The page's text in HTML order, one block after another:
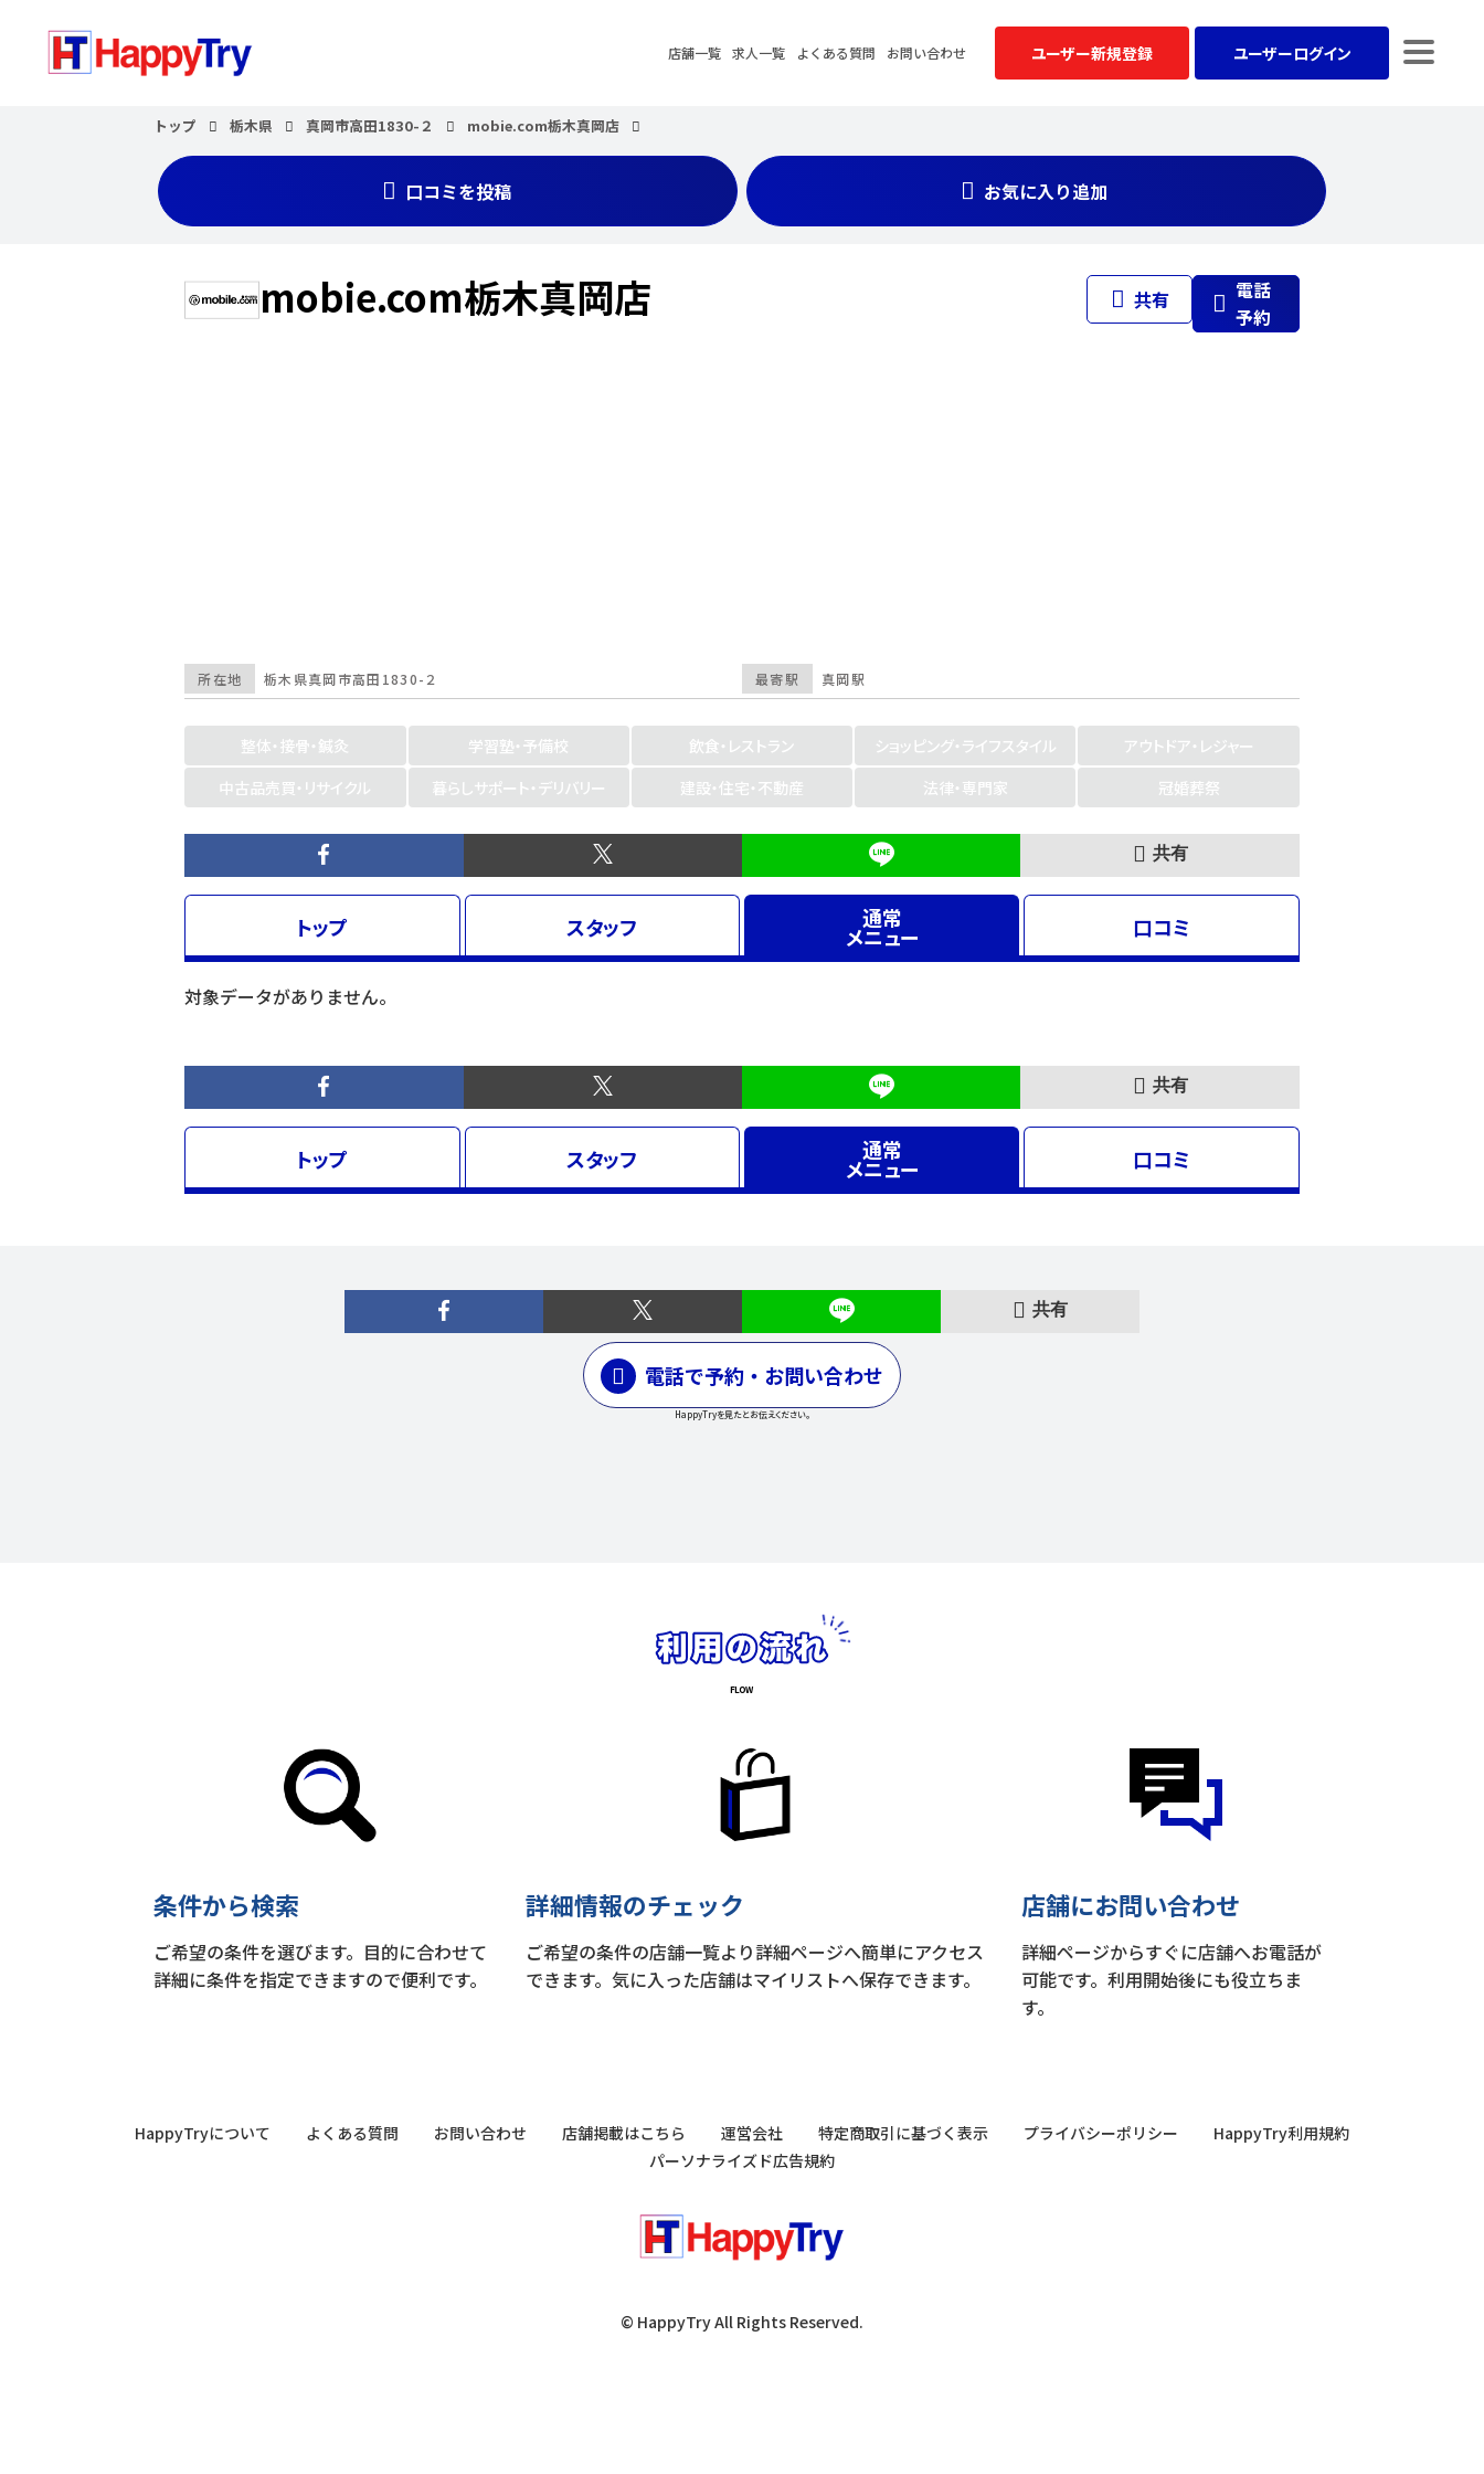
店舗一覧 求人一覧 よくある質問 お問い合わせ ユーザー新規登録 ユーザーログイン
トップ 栃木県 真岡市高田1830-２ mobie.com栃木真岡店
口コミを投稿 お気に入り追加
mobie.com栃木真岡店 共有
電話
予約
最寄駅 真岡駅
所在地 栃木県真岡市高田1830-２
整体・接骨・鍼灸 学習塾・予備校 飲食・レストラン ショッピング・ライフスタイル
アウトドア・レジャー
中古品売買・リサイクル
暮らしサポート・デリバリー 建設・住宅・不動産 法律・専門家 冠婚葬祭
共有
トップ スタッフ 通常
メニュー 口コミ
対象データがありません。
共有
トップ スタッフ 通常
メニュー 口コミ
共有
電話で予約・お問い合わせ
HappyTryを見たとお伝えください。
条件から検索
ご希望の条件を選びます。目的に合わせて
詳細に条件を指定できますので便利です。
詳細情報のチェック
ご希望の条件の店舗一覧より詳細ページへ簡単にアクセス
できます。気に入った店舗はマイリストへ保存できます。
店舗にお問い合わせ
詳細ページからすぐに店舗へお電話が
可能です。利用開始後にも役立ちま
す。
HappyTryについて よくある質問 お問い合わせ 店舗掲載はこちら 運営会社 特定商取引に基づく表示 プライバシーポリシー
HappyTry利用規約
パーソナライズド広告規約
© HappyTry All Rights Reserved.